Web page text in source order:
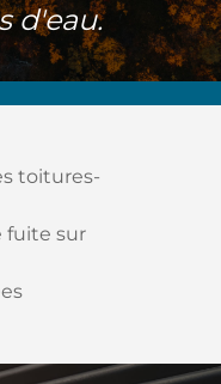
d'eau.
toitures-
fuite sur